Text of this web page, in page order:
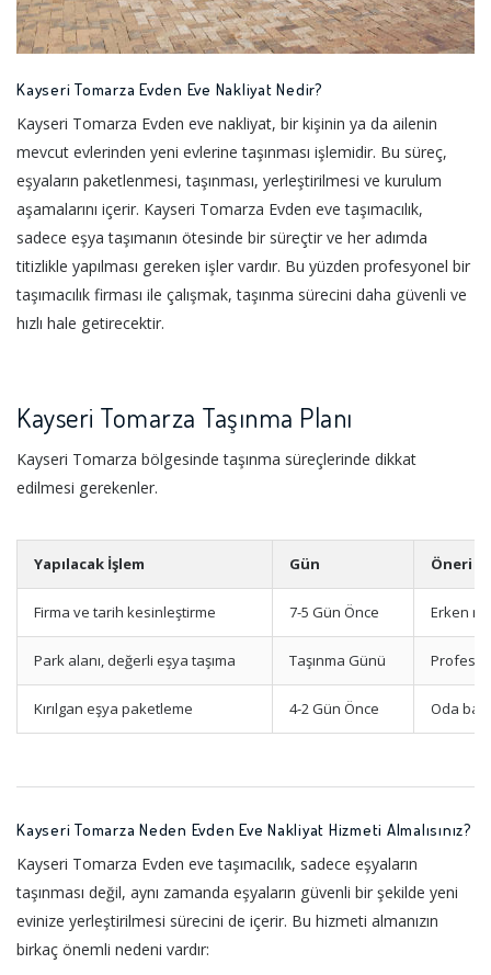
Kayseri Tomarza Evden Eve Nakliyat Nedir?
Kayseri Tomarza Evden eve nakliyat, bir kişinin ya da ailenin
mevcut evlerinden yeni evlerine taşınması işlemidir. Bu süreç,
eşyaların paketlenmesi, taşınması, yerleştirilmesi ve kurulum
aşamalarını içerir. Kayseri Tomarza Evden eve taşımacılık,
sadece eşya taşımanın ötesinde bir süreçtir ve her adımda
titizlikle yapılması gereken işler vardır. Bu yüzden profesyonel bir
taşımacılık firması ile çalışmak, taşınma sürecini daha güvenli ve
hızlı hale getirecektir.
Kayseri Tomarza Taşınma Planı
Kayseri Tomarza bölgesinde taşınma süreçlerinde dikkat
edilmesi gerekenler.
Yapılacak İşlem Gün Öneri
Firma ve tarih kesinleştirme 7-5 Gün Önce Erken
Park alanı, değerli eşya taşıma Taşınma Günü
Kırılgan eşya paketleme 4-2 Gün Önce Oda
Kayseri Tomarza Neden Evden Eve Nakliyat Hizmeti Almalısınız?
Kayseri Tomarza Evden eve taşımacılık, sadece eşyaların
taşınması değil, aynı zamanda eşyaların güvenli bir şekilde yeni
evinize yerleştirilmesi sürecini de içerir. Bu hizmeti almanızın
birkaç önemli nedeni vardır: